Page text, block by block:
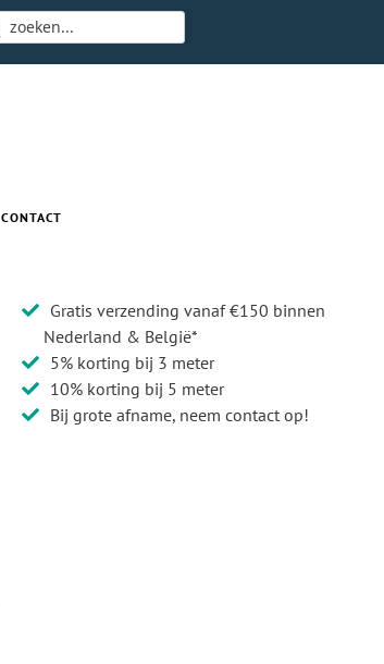
CONTACT
Gratis verzending vanaf €150 binnen
Nederland & België*
5% korting bij 3 meter
10% korting bij 5 meter
Bij grote afname, neem contact op!